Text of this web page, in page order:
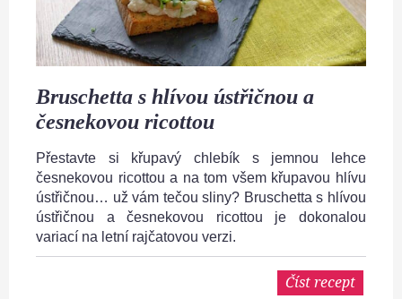
Bruschetta s hlívou ústřičnou a
česnekovou ricottou
Přestavte si křupavý chlebík s jemnou lehce
česnekovou ricottou a na tom všem křupavou hlívu
ústřičnou… už vám tečou sliny? Bruschetta s hlívou
ústřičnou a česnekovou ricottou je dokonalou
variací na letní rajčatovou verzi.
Číst recept